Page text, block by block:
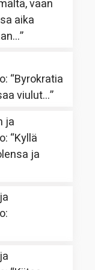
vaan
aika
”
: “Byrokratia
viulut…”
ja
: “Kyllä
ja
: